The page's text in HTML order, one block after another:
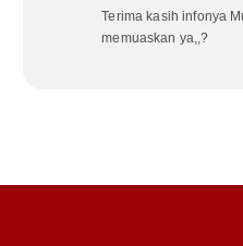
Terima kasih infonya
memuaskan ya,,?